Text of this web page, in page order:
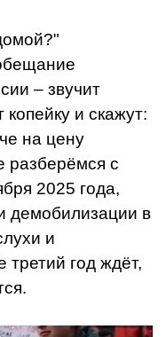
– звучит
копейку и скажут:
на цену
разберёмся с
2025 года,
демобилизации в
и
третий год ждёт,